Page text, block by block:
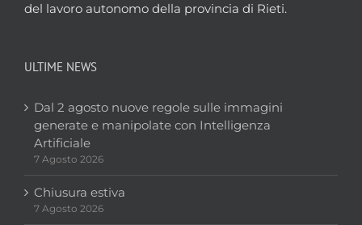
del lavoro autonomo della provincia di Rieti.
ULTIME NEWS
Dal 2 agosto nuove regole sulle immagini
generate e manipolate con Intelligenza
Artificiale
7 Agosto 2026
Chiusura estiva
7 Agosto 2026